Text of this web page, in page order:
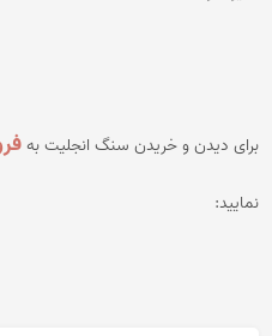
برای دیدن و خریدن سنگ انجلیت به
نمایید: